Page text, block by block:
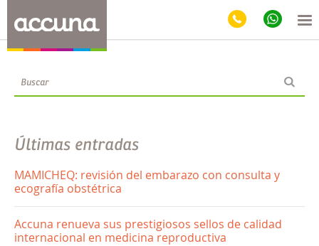
Blog
Últimas entradas
MAMICHEQ: revisión del embarazo con consulta y
ecografía obstétrica
Accuna renueva sus prestigiosos sellos de calidad
internacional en medicina reproductiva